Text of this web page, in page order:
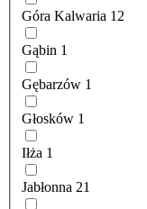
Góra Kalwaria 12
Gąbin 1
Gębarzów 1
Głosków 1
Iłża 1
Jabłonna 21